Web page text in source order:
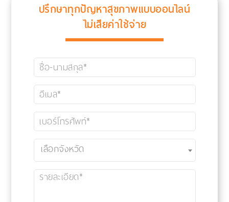
ปรึกษาทุกปัญหาสุขภาพแบบออนไลน์
ไม่เสียค่าใช้จ่าย